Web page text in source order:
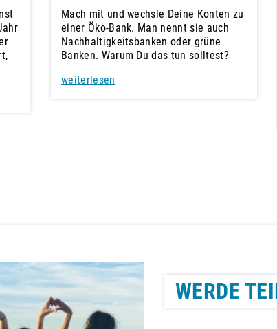
Mach mit und wechsle Deine Konten zu
einer Öko-Bank. Man nennt sie auch
Nachhaltigkeitsbanken oder grüne
Banken. Warum Du das tun solltest?
weiterlesen
WERDE